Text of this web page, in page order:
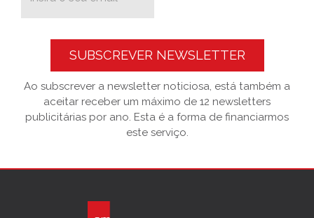
SUBSCREVER NEWSLETTER
Ao subscrever a newsletter noticiosa, está também a
aceitar receber um máximo de 12 newsletters
publicitárias por ano. Esta é a forma de financiarmos
este serviço.